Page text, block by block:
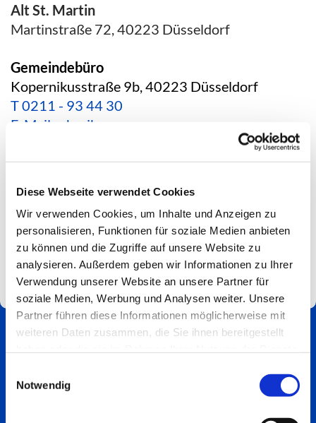
Diese Webseite verwendet Cookies
Wir verwenden Cookies, um Inhalte und Anzeigen zu
personalisieren, Funktionen für soziale Medien anbieten
zu können und die Zugriffe auf unsere Website zu
analysieren. Außerdem geben wir Informationen zu Ihrer
Verwendung unserer Website an unsere Partner für
soziale Medien, Werbung und Analysen weiter. Unsere
Partner führen diese Informationen möglicherweise mit
weiteren Daten zusammen, die Sie ihnen bereitgestellt
Notwendig
Alt St. Martin
Martinstraße 72, 40223 Düsseldorf
Gemeindebüro
Kopernikusstraße 9b, 40223 Düsseldorf
T0211 - 93 44 30
E-Mail schreiben
*Aktuelle Hinweise zur Erreichbarkeit findest du
hier*
Spendenkonto
Impressum